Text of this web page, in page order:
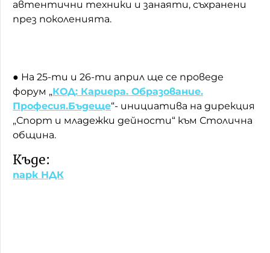
автентични техники и занаяти, съхранени
през поколенията.
● На 25-ти и 26-ти април ще се проведе
форум „КОД: Кариера. Образование.
Професия.Бъдеще“- инициатива на дирекция
„Спорт и младежки дейности“ към Столична
община.
Къде:
парк НДК